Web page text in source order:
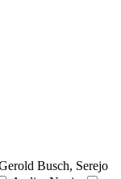
Busch, Serejo